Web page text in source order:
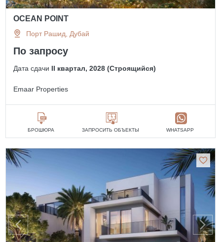
OCEAN POINT
Порт Рашид, Дубай
По запросу
Дата сдачи II квартал, 2028 (Строящийся)
Emaar Properties
БРОШЮРА ЗАПРОСИТЬ ОБЪЕКТЫ WHATSAPP